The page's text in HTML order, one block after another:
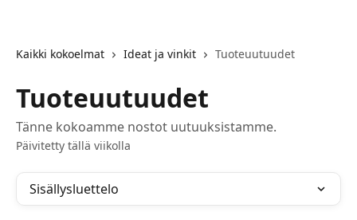
Kaikki kokoelmat Ideat ja vinkit Tuoteuutuudet
Tuoteuutuudet
Tänne kokoamme nostot uutuuksistamme.
Päivitetty tällä viikolla
Sisällysluettelo